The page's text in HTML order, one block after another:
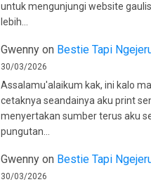
untuk mengunjungi website
lebih…
Gwennyon Bestie Tapi
30/03/2026
Assalamu'alaikum kak, ini kalo
cetaknya seandainya aku print
menyertakan sumber terus aku
pungutan…
Gwennyon Bestie Tapi
30/03/2026